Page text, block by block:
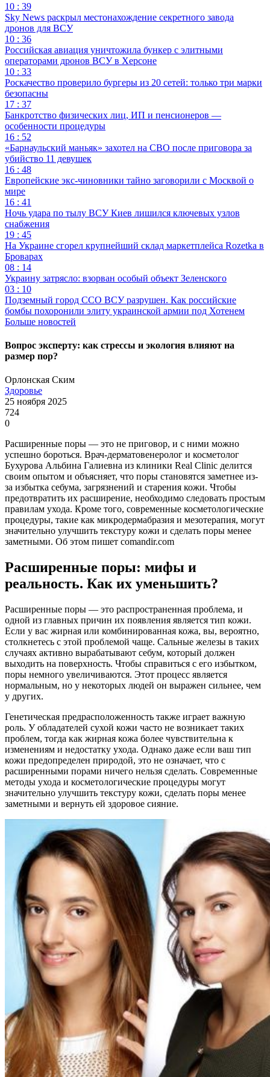
10 : 39
Sky News раскрыл местонахождение секретного завода
дронов для ВСУ
10 : 36
Российская авиация уничтожила бункер с элитными
операторами дронов ВСУ в Херсоне
10 : 33
Роскачество проверило бургеры из 20 сетей: только три марки
безопасны
17 : 37
Банкротство физических лиц, ИП и пенсионеров —
особенности процедуры
16 : 52
«Барнаульский маньяк» захотел на СВО после приговора за
убийство 11 девушек
16 : 48
Европейские экс-чиновники тайно заговорили с Москвой о
мире
16 : 41
Ночь удара по тылу ВСУ Киев лишился ключевых узлов
снабжения
19 : 45
На Украине сгорел крупнейший склад маркетплейса Rozetka в
Броварах
08 : 14
Украину затрясло: взорван особый объект Зеленского
03 : 10
Подземный город ССО ВСУ разрушен. Как российские
бомбы похоронили элиту украинской армии под Хотенем
Больше новостей
Вопрос эксперту: как стрессы и экология влияют на
размер пор?
Орлонская Ским
Здоровье
25 ноября 2025
724
0
Расширенные поры — это не приговор, и с ними можно
успешно бороться. Врач-дерматовенеролог и косметолог
Бухурова Альбина Галиевна из клиники Real Clinic делится
своим опытом и объясняет, что поры становятся заметнее из-
за избытка себума, загрязнений и старения кожи. Чтобы
предотвратить их расширение, необходимо следовать простым
правилам ухода. Кроме того, современные косметологические
процедуры, такие как микродермабразия и мезотерапия, могут
значительно улучшить текстуру кожи и сделать поры менее
заметными. Об этом пишет comandir.com
Расширенные поры: мифы и
реальность. Как их уменьшить?
Расширенные поры — это распространенная проблема, и
одной из главных причин их появления является тип кожи.
Если у вас жирная или комбинированная кожа, вы, вероятно,
столкнетесь с этой проблемой чаще. Сальные железы в таких
случаях активно вырабатывают себум, который должен
выходить на поверхность. Чтобы справиться с его избытком,
поры немного увеличиваются. Этот процесс является
нормальным, но у некоторых людей он выражен сильнее, чем
у других.
Генетическая предрасположенность также играет важную
роль. У обладателей сухой кожи часто не возникает таких
проблем, тогда как жирная кожа более чувствительна к
изменениям и недостатку ухода. Однако даже если ваш тип
кожи предопределен природой, это не означает, что с
расширенными порами ничего нельзя сделать. Современные
методы ухода и косметологические процедуры могут
значительно улучшить текстуру кожи, сделать поры менее
заметными и вернуть ей здоровое сияние.